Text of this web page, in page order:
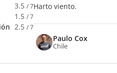
3.5 / 7
1.5 / 7
2.5 / 7
Harto viento.
Paulo Cox
Chile